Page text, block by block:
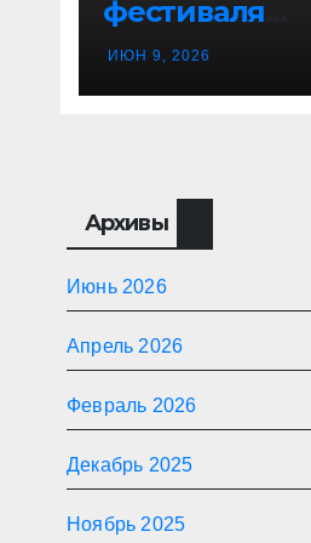
фестиваля
«Танцевальная
канитель»
ИЮН 9, 2026
Архивы
Июнь 2026
Апрель 2026
Февраль 2026
Декабрь 2025
Ноябрь 2025